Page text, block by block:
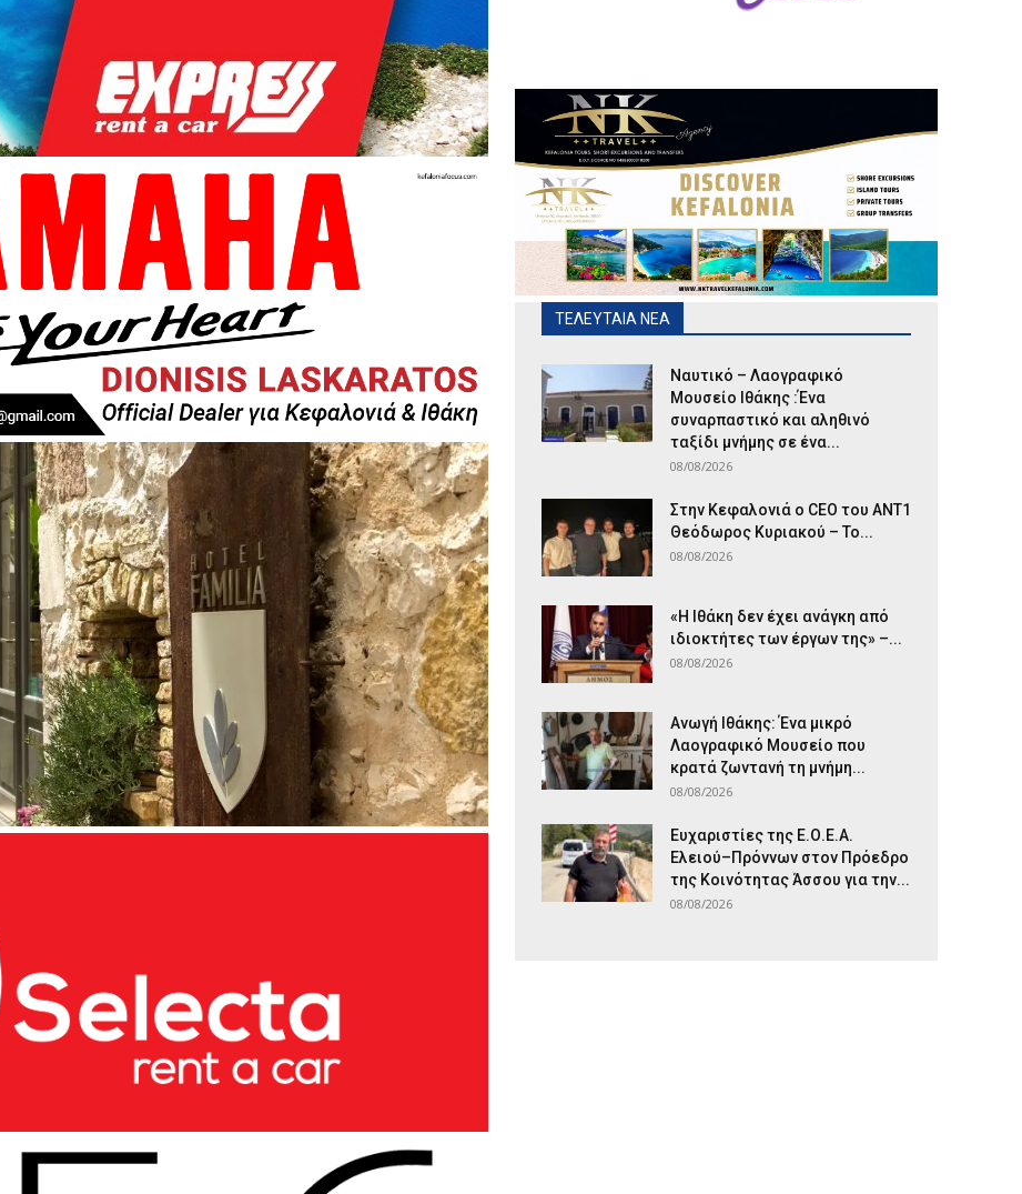
ΤΕΛΕΥΤΑΙΑ ΝΕΑ
Ναυτικό – Λαογραφικό
Μουσείο Ιθάκης :Ένα
συναρπαστικό και αληθινό
ταξίδι μνήμης σε ένα...
08/08/2026
Στην Κεφαλονιά ο CEO του ANT1
Θεόδωρος Κυριακού – Το...
08/08/2026
«Η Ιθάκη δεν έχει ανάγκη από
ιδιοκτήτες των έργων της» –...
08/08/2026
Ανωγή Ιθάκης: Ένα μικρό
Λαογραφικό Μουσείο που
κρατά ζωντανή τη μνήμη...
08/08/2026
Ευχαριστίες της Ε.Ο.Ε.Α.
Ελειού–Πρόννων στον Πρόεδρο
της Κοινότητας Άσσου για την...
08/08/2026